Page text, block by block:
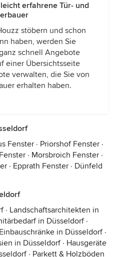
erfahrene Tür- und
stöbern und schon
haben, werden Sie
schnell Angebote
einer Übersichtsseite
verwalten, die Sie von
erhalten haben.
Fenster · Priorshof Fenster ·
· Morsbroich Fenster ·
· Epprath Fenster · Dünfeld
· Landschaftsarchitekten in
in Düsseldorf·
Einbauschränke in Düsseldorf·
in Düsseldorf· Hausgeräte
· Parkett & Holzböden